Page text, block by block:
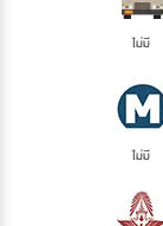
ไม่มี
ไม่มี